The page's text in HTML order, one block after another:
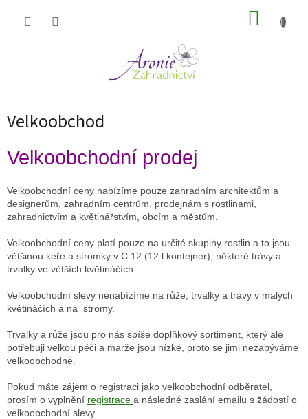
Velkoobchod
Velkoobchodní prodej
Velkoobchodní ceny nabízíme pouze zahradním architektům a
designerům, zahradním centrům, prodejnám s rostlinami,
zahradnictvím a květinářstvím, obcím a městům.
Velkoobchodní ceny platí pouze na určité skupiny rostlin a to jsou
většinou keře a stromky v C 12 (12 l kontejner), některé trávy a
trvalky ve větších květináčích.
Velkoobchodní slevy nenabízíme na růže, trvalky a trávy v malých
květináčích a na stromy.
Trvalky a růže jsou pro nás spíše doplňkový sortiment, který ale
potřebuji velkou péči a marže jsou nízké, proto se jimi nezabýváme
velkoobchodně.
Pokud máte zájem o registraci jako velkoobchodní odběratel,
prosím o vyplnění registrace a následné zaslání emailu s žádostí o
velkoobchodní slevy.